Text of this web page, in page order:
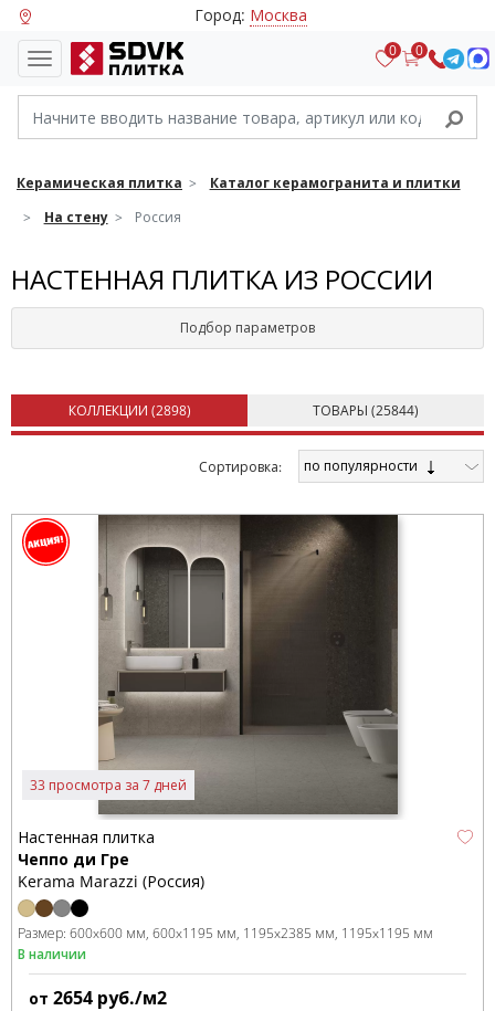
Город: Москва
0 0
Керамическая плитка
Каталог керамогранита и плитки
На стену
Россия
НАСТЕННАЯ ПЛИТКА ИЗ РОССИИ
Подбор параметров
КОЛЛЕКЦИИ (2898) ТОВАРЫ (25844)
Cортировка: по популярности
33 просмотра за 7 дней
Настенная плитка
Чеппо ди Гре
Kerama Marazzi (Россия)
Размер: 600x600 мм 600x1195 мм 1195x2385 мм 1195x1195 мм
В наличии
от 2654 руб./м2